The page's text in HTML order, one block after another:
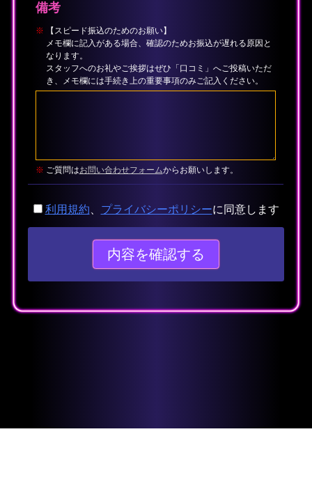
備考
※
【スピード振込のためのお願い】
メモ欄に記入がある場合、確認のためお振込が遅れる原因と
なります。
スタッフへのお礼やご挨拶はぜひ「口コミ」へご投稿いただ
き、メモ欄には手続き上の重要事項のみご記入ください。
※ ご質問はお問い合わせフォームからお願いします。
利用規約 プライバシーポリシーに同意します